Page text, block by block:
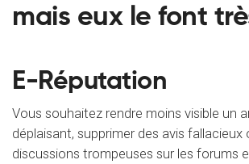
mais eux le font
E-Réputation
Vous souhaitez rendre moins visible un
déplaisant, supprimer des avis fallacieux
discussions trompeuses sur les forums